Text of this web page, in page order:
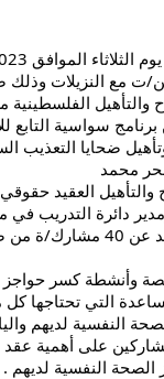
والتأهيل
سواسية التابع
ضحايا التعذيب
محمد
والتأهيل العقيد
دائرة التدريب في
الرائد أكرم ابو فانوس
وأنشطة كسر حواجز
التي تحتاجها كل
النفسية لديهم
على أهمية
الصحة النفسية لديهم .